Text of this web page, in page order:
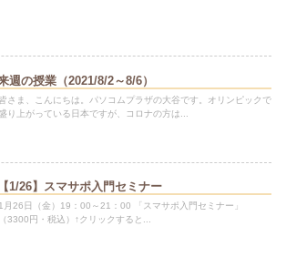
週の授業（2021/8/2～8/6）
皆さま、こんにちは。パソコムプラザの大谷です。オリンピックで
り上がっている日本ですが、コロナの方は...
【1/26】スマサポ入門セミナー
1月26日（金）19：00～21：00 「スマサポ入門セミナー」
（3300円・税込）↑クリックすると...